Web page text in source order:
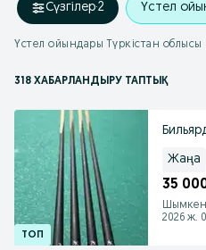
Сүзгілер·2 Үстел
Үстел ойындары Түркістан облысы
318 ХАБАРЛАНДЫРУ ТАПТЫҚ
Жаңа
35
2026 ж.